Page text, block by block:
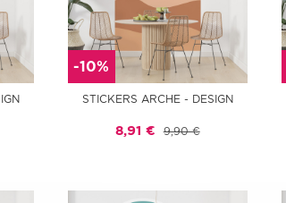
-10%
STICKERS ARCHE - DESIGN
8,91 € 9,90 €